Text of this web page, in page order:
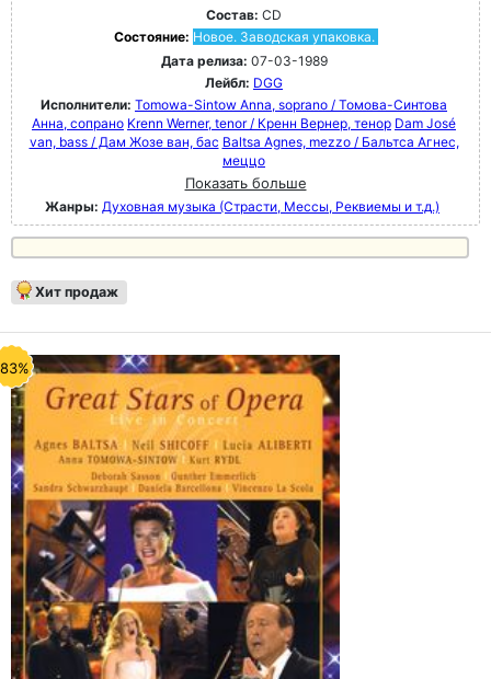
Состав: CD
Состояние: Новое. Заводская упаковка.
Дата релиза: 07-03-1989
Лейбл: DGG
Исполнители: Tomowa-Sintow Anna, soprano / Томова-Синтова
Анна, сопрано Krenn Werner, tenor / Кренн Вернер, тенор Dam José
van, bass / Дам Жозе ван, бас Baltsa Agnes, mezzo / Бальтса Агнес,
меццо
Показать больше
Жанры: Духовная музыка (Страсти, Мессы, Реквиемы и т.д.)
Хит продаж